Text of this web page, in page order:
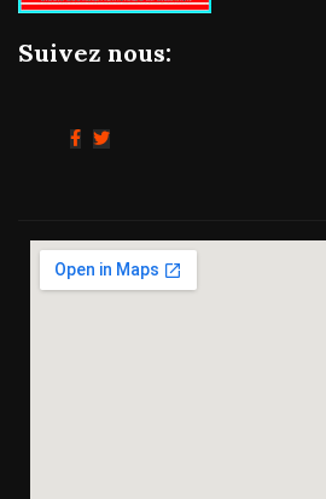
Suivez nous: